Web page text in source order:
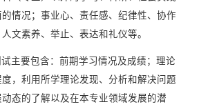
情况；事业心、责任感、纪律性、协作
文素养、举止、表达和礼仪等。
主要包含：前期学习情况及成绩；理论
，利用所学理论发现、分析和解决问题
态的了解以及在本专业领域发展的潜